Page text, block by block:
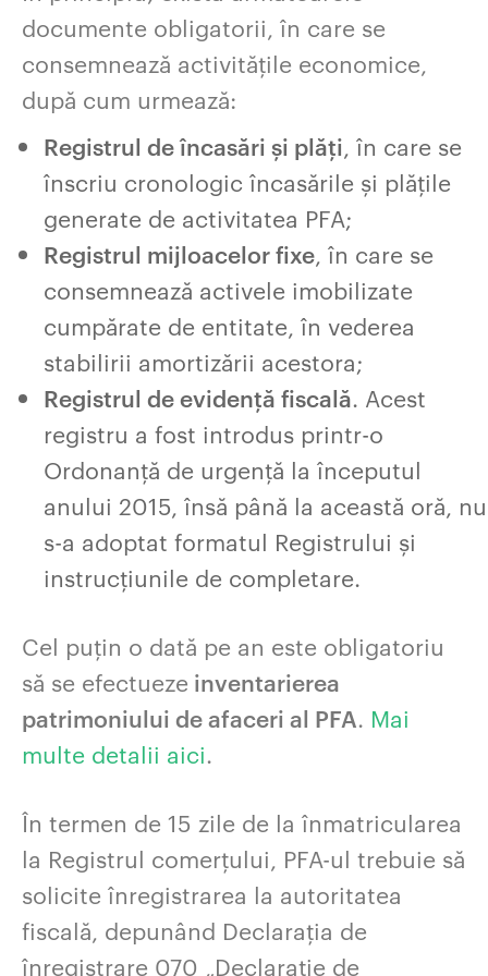
documente obligatorii, în care se
consemnează activitățile economice,
după cum urmează:
Registrul de încasări și plăți , în care se
înscriu cronologic încasările și plățile
generate de activitatea PFA;
Registrul mijloacelor fixe , în care se
consemnează activele imobilizate
cumpărate de entitate, în vederea
stabilirii amortizării acestora;
Registrul de evidență fiscală. Acest
registru a fost introdus printr-o
Ordonanță de urgență la începutul
anului 2015, însă până la această oră, nu
s-a adoptat formatul Registrului și
instrucțiunile de completare.
Cel puțin o dată pe an este obligatoriu
să se efectueze inventarierea
patrimoniului de afaceri al PFA. Mai
multe detalii aici.
În termen de 15 zile de la înmatricularea
la Registrul comerțului, PFA-ul trebuie să
solicite înregistrarea la autoritatea
fiscală, depunând Declarația de
înregistrare 070 „Declarație de